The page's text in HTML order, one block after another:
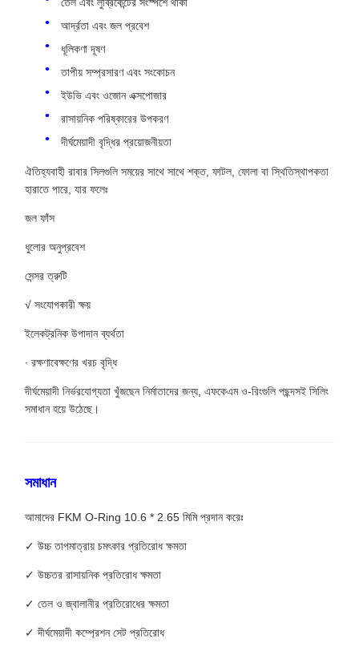
তেল এবং লুব্রিকেন্টের সংস্পর্শে থাকা
আর্দ্রতা এবং জল প্রবেশ
ধূলিকণা দূষণ
তাপীয় সম্প্রসারণ এবং সংকোচন
ইউভি এবং ওজোন এক্সপোজার
রাসায়নিক পরিষ্কারের উপকরণ
দীর্ঘমেয়াদী বৃদ্ধির প্রয়োজনীয়তা
ঐতিহ্যবাহী রাবার সিলগুলি সময়ের সাথে সাথে শক্ত, ফাটল, ফোলা বা স্থিতিস্থাপকতা
হারাতে পারে, যার ফলেঃ
জল ফাঁস
ধুলোর অনুপ্রবেশ
সেন্সর ত্রুটি
√ সংযোগকারী ক্ষয়
ইলেকট্রনিক উপাদান ব্যর্থতা
∙ রক্ষণাবেক্ষণের খরচ বৃদ্ধি
দীর্ঘমেয়াদী নির্ভরযোগ্যতা খুঁজছেন নির্মাতাদের জন্য, এফকেএম ও-রিংগুলি পছন্দসই সিলিং
সমাধান হয়ে উঠেছে।
সমাধান
আমাদের FKM O-Ring 10.6 * 2.65 মিমি প্রদান করেঃ
✓ উচ্চ তাপমাত্রায় চমৎকার প্রতিরোধ ক্ষমতা
✓ উচ্চতর রাসায়নিক প্রতিরোধ ক্ষমতা
✓ তেল ও জ্বালানীর প্রতিরোধের ক্ষমতা
✓ দীর্ঘমেয়াদী কম্প্রেশন সেট প্রতিরোধ